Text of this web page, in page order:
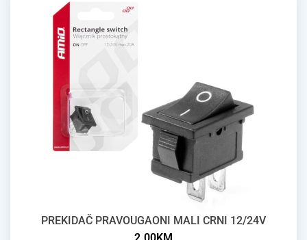
PREKIDAČ PRAVOUGAONI MALI CRNI 12/24V